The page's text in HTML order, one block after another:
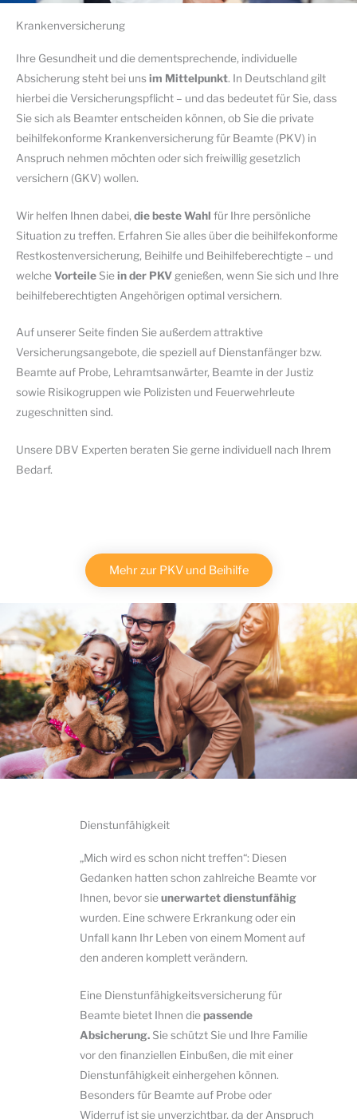
Krankenversicherung
Ihre Gesundheit und die dementsprechende, individuelle
Absicherung steht bei unsim Mittelpunkt. In Deutschland gilt
hierbei die Versicherungspflicht – und das bedeutet für Sie, dass
Sie sich als Beamter entscheiden können, ob Sie die private
beihilfekonforme Krankenversicherung für Beamte (PKV) in
Anspruch nehmen möchten oder sich freiwillig gesetzlich
versichern (GKV) wollen.
Wir helfen Ihnen dabei, die beste Wahl für Ihre persönliche
Situation zu treffen. Erfahren Sie alles über die beihilfekonforme
Restkostenversicherung, Beihilfe und Beihilfeberechtigte – und
welcheVorteile Siein der PKV genießen, wenn Sie sich und Ihre
beihilfeberechtigten Angehörigen optimal versichern.
Auf unserer Seite finden Sie außerdem attraktive
Versicherungsangebote, die speziell auf Dienstanfänger bzw.
Beamte auf Probe, Lehramtsanwärter, Beamte in der Justiz
sowie Risikogruppen wie Polizisten und Feuerwehrleute
zugeschnitten sind.
Unsere DBV Experten beraten Sie gerne individuell nach Ihrem
Bedarf.
Mehr zur PKV und Beihilfe
Dienstunfähigkeit
„Mich wird es schon nicht treffen“: Diesen
Gedanken hatten schon zahlreiche Beamte vor
Ihnen, bevor sieunerwartet dienstunfähig
wurden. Eine schwere Erkrankung oder ein
Unfall kann Ihr Leben von einem Moment auf
den anderen komplett verändern.
Eine Dienstunfähigkeitsversicherung für
Beamte bietet Ihnen diepassende
Absicherung. Sie schützt Sie und Ihre Familie
vor den finanziellen Einbußen, die mit einer
Dienstunfähigkeit einhergehen können.
Besonders für Beamte auf Probe oder
Widerruf ist sie unverzichtbar, da der Anspruch